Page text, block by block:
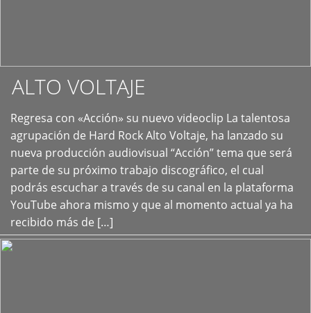
ALTO VOLTAJE
Regresa con «Acción» su nuevo videoclip La talentosa
agrupación de Hard Rock Alto Voltaje, ha lanzado su
nueva producción audiovisual “Acción” tema que será
parte de su próximo trabajo discográfico, el cual
podrás escuchar a través de su canal en la plataforma
YouTube ahora mismo y que al momento actual ya ha
recibido más de […]
+